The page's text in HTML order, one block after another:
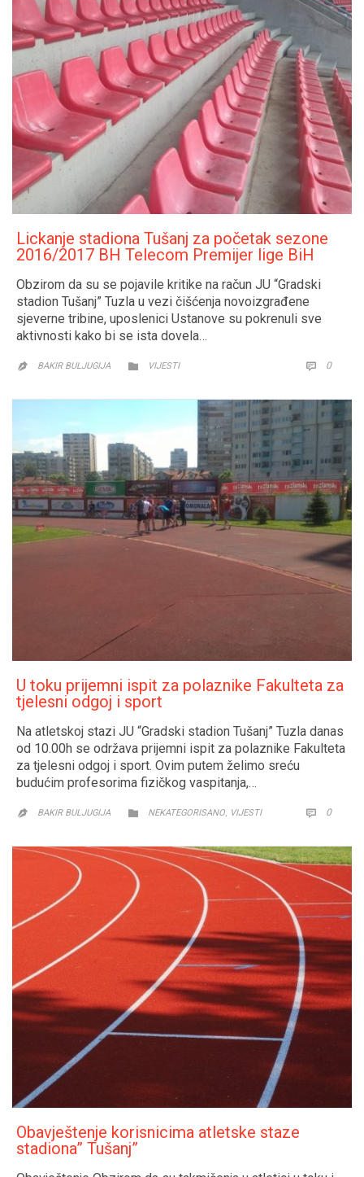
Lickanje stadiona Tušanj za početak sezone
2016/2017 BH Telecom Premijer lige BiH
Obzirom da su se pojavile kritike na račun JU “Gradski
stadion Tušanj” Tuzla u vezi čišćenja novoizgrađene
sjeverne tribine, uposlenici Ustanove su pokrenuli sve
aktivnosti kako bi se ista dovela…
 BAKIR BULJUGIJA  CATEGORY
VIJESTI  0
U toku prijemni ispit za polaznike Fakulteta za
tjelesni odgoj i sport
Na atletskoj stazi JU “Gradski stadion Tušanj” Tuzla danas
od 10.00h se održava prijemni ispit za polaznike Fakulteta
za tjelesni odgoj i sport. Ovim putem želimo sreću
budućim profesorima fizičkog vaspitanja,…
 BAKIR BULJUGIJA  CATEGORY
NEKATEGORISANO, VIJESTI  0
Obavještenje korisnicima atletske staze
stadiona” Tušanj”